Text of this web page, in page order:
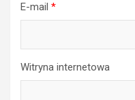
E-mail *
Witryna internetowa